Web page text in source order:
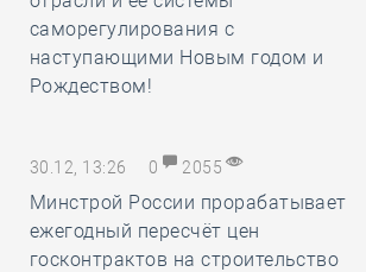
саморегулирования с
наступающими Новым годом и
Рождеством!
30.12, 13:26 0 2055
Минстрой России прорабатывает
ежегодный пересчёт цен
госконтрактов на строительство